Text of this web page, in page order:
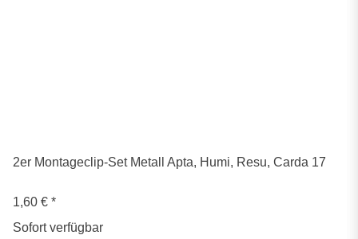
2er Montageclip-Set Metall Apta, Humi, Resu, Carda 17
1,60 € *
Sofort verfügbar